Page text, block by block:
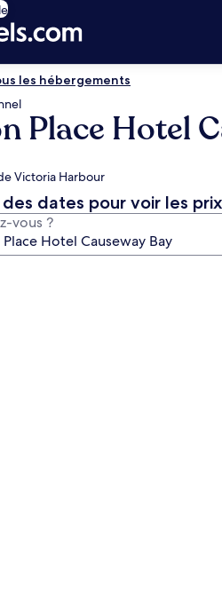
les hébergements
Place Hotel
Victoria Harbour
des dates pour voir les prix
vous ?